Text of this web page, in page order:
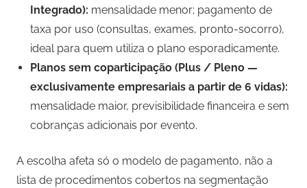
Integrado): mensalidade menor; pagamento de
taxa por uso (consultas, exames, pronto-socorro),
ideal para quem utiliza o plano esporadicamente.
Planos sem coparticipação (Plus / Pleno —
exclusivamente empresariais a partir de 6 vidas):
mensalidade maior, previsibilidade financeira e sem
cobranças adicionais por evento.
A escolha afeta só o modelo de pagamento, não a
lista de procedimentos cobertos na segmentação